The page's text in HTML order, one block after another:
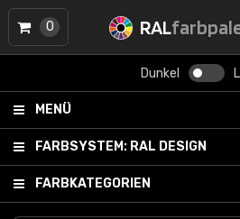
RAL
Dunkel
MENÜ
FARBSYSTEM: RAL DESIGN
FARBKATEGORIEN
0